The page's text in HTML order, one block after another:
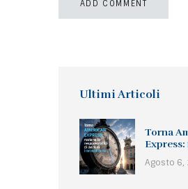
Ultimi Articoli
Torna
Express:
Agosto 6,